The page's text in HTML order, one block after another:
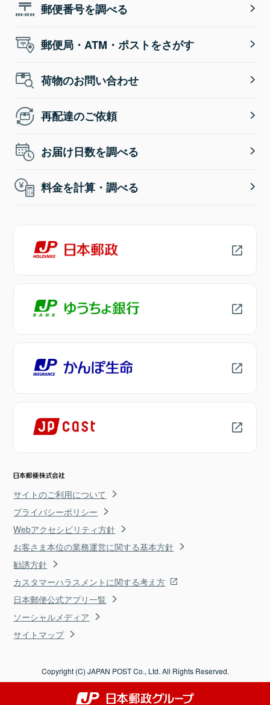
郵便番号を調べる
郵便局・ATM・ポストをさがす
荷物のお問い合わせ
再配達のご依頼
お届け日数を調べる
料金を計算・調べる
サイトのご利用について
プライバシーポリシー
Webアクセシビリティ方針
お客さま本位の業務運営に関する基本方針
勧誘方針
カスタマーハラスメントに関する考え方
日本郵便公式アプリ一覧
ソーシャルメディア
サイトマップ
Copyright (C) JAPAN POST Co., Ltd. All Rights Reserved.